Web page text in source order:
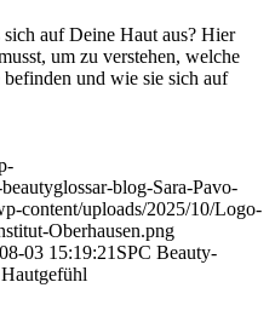
auf Deine Haut aus? Hier
um zu verstehen, welche
und wie sie sich auf
blog-Sara-Pavo-
content/uploads/2025/10/Logo-
Oberhausen.png
03 15:19:21 SPC Beauty-